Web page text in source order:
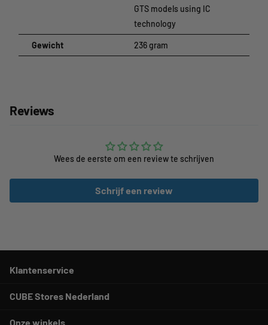
GTS models using IC
technology
Gewicht 236 gram
Reviews
Wees de eerste om een review te schrijven
Schrijf een review
Klantenservice
CUBE Stores Nederland
Onze winkels